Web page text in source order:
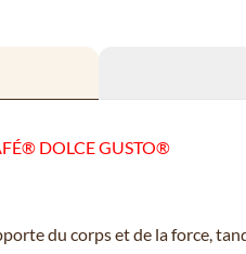
DOLCE GUSTO®
du corps et de la force,